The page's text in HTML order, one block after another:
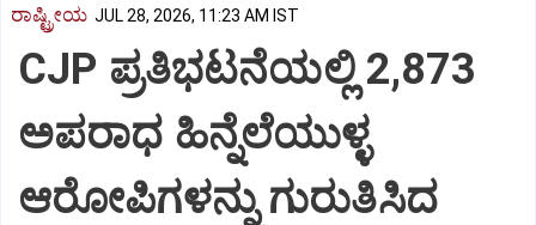
ರಾಷ್ಟ್ರೀಯ JUL 28, 2026, 11:23 AM IST
CJP ಪ್ರತಿಭಟನೆಯಲ್ಲಿ 2,873
ಅಪರಾಧ ಹಿನ್ನೆಲೆಯುಳ್ಳ
ಆರೋಪಿಗಳನ್ನು ಗುರುತಿಸಿದ